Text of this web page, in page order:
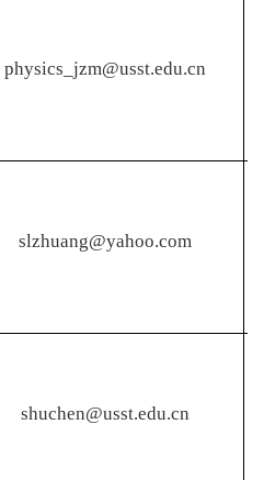
physics_jzm@usst.edu.cn
slzhuang@yahoo.com
shuchen@usst.edu.cn